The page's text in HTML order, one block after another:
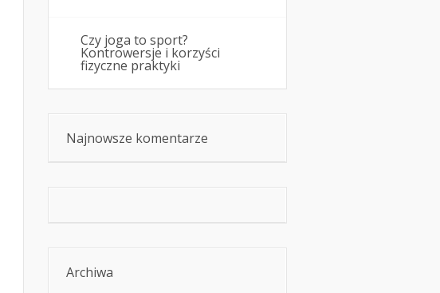
Czy joga to sport?
Kontrowersje i korzyści
fizyczne praktyki
Najnowsze komentarze
Archiwa